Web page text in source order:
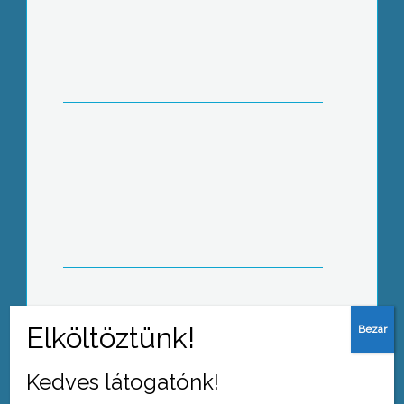
Kedves látogatónk!